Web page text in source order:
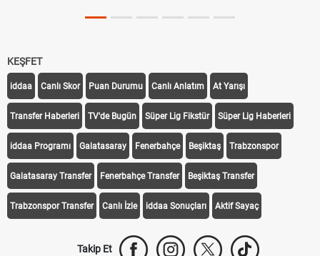
KEŞFET
iddaa Canlı Skor Puan Durumu Canlı Anlatım At Yarışı
Transfer Haberleri TV'de Bugün Süper Lig Fikstür Süper Lig Haberleri
iddaa Programı Galatasaray Fenerbahçe Beşiktaş Trabzonspor
Galatasaray Transfer Fenerbahçe Transfer Beşiktaş Transfer
Trabzonspor Transfer Canlı İzle iddaa Sonuçları Aktif Sayaç
Takip Et